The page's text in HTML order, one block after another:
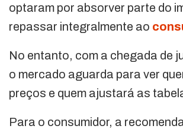
optaram por absorver parte do
repassar integralmente ao
No entanto, com a chegada de
o mercado aguarda para ver
preços e quem ajustará as
Para o consumidor, a